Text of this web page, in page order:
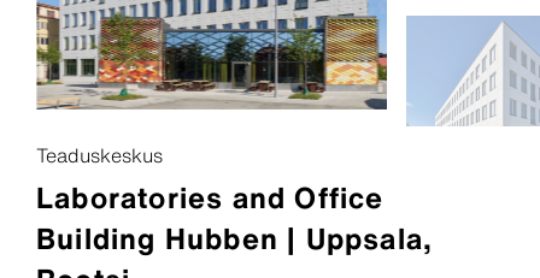
Teenused
Inspiratsioon
Jätkusuutlikkus
Teaduskeskus
Laboratories and Office
Building Hubben | Uppsala,